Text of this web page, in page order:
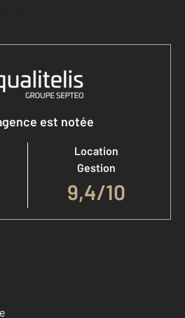
à mon compte
est notée
Location
Gestion
9,4/10